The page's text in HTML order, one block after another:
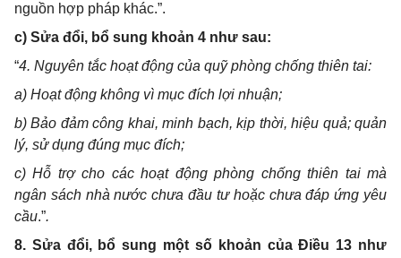
nguồn hợp pháp khác.”.
c) Sửa đổi, bổ sung khoản 4 như sau:
“4. Nguyên tắc hoạt động của quỹ phòng chống thiên tai:
a) Hoạt động không vì mục đích lợi nhuận;
b) Bảo đảm công khai, minh bạch, kịp thời, hiệu quả; quản
lý, sử dụng đúng mục đích;
c) Hỗ trợ cho các hoạt động phòng chống thiên tai mà
ngân sách nhà nước chưa đầu tư hoặc chưa đáp ứng yêu
cầu.”.
8. Sửa đổi, bổ sung một số khoản của Điều 13 như